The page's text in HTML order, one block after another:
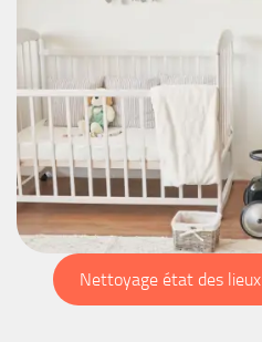
Nettoyage état des lieux